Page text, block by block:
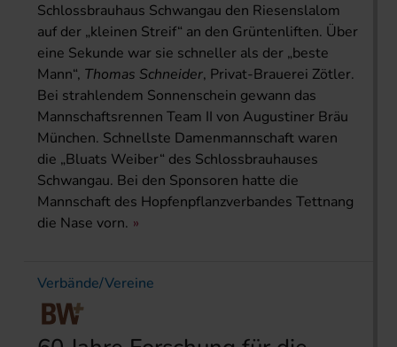
Schlossbrauhaus Schwangau den Riesenslalom
auf der „kleinen Streif“ an den Grüntenliften. Über
eine Sekunde war sie schneller als der „beste
Mann“, Thomas Schneider, Privat-Brauerei Zötler.
Bei strahlendem Sonnenschein gewann das
Mannschaftsrennen Team II von Augustiner Bräu
München. Schnellste Damenmannschaft waren
die „Bluats Weiber“ des Schlossbrauhauses
Schwangau. Bei den Sponsoren hatte die
Mannschaft des Hopfenpflanzverbandes Tettnang
die Nase vorn.
Verbände/Vereine